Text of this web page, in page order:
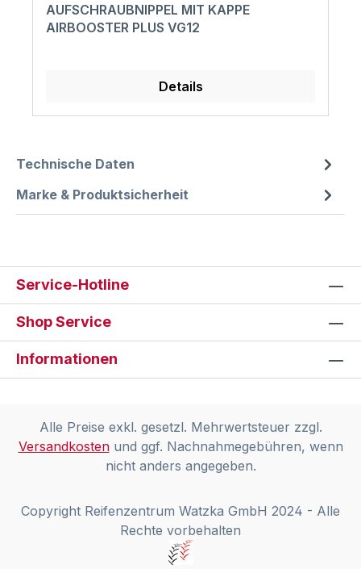
AUFSCHRAUBNIPPEL MIT KAPPE
AIRBOOSTER PLUS VG12
Details
Technische Daten
Marke & Produktsicherheit
Service-Hotline
Shop Service
Informationen
Alle Preise exkl. gesetzl. Mehrwertsteuer zzgl.
Versandkostenund ggf. Nachnahmegebühren, wenn
nicht anders angegeben.
Copyright Reifenzentrum Watzka GmbH 2024 - Alle
Rechte vorbehalten